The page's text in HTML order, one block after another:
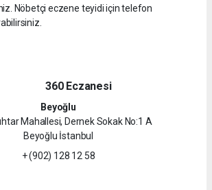
Nöbetçi eczene teyidi için telefon
360 Eczanesi
Beyoğlu
Mahallesi, Dernek Sokak No:1 A
Beyoğlu İstanbul
+ (902) 128 12 58